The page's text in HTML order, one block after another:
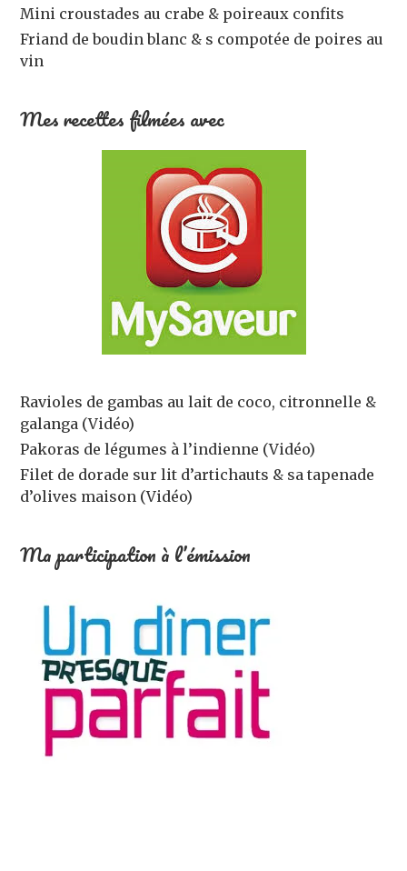
Mini croustades au crabe & poireaux confits
Friand de boudin blanc & s compotée de poires au
vin
Mes recettes filmées avec
Ravioles de gambas au lait de coco, citronnelle &
galanga (Vidéo)
Pakoras de légumes à l’indienne (Vidéo)
Filet de dorade sur lit d’artichauts & sa tapenade
d’olives maison (Vidéo)
Ma participation à l’émission